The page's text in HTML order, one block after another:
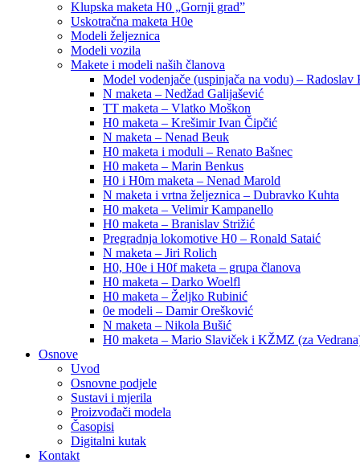
Klupska maketa H0 „Gornji grad”
Uskotračna maketa H0e
Modeli željeznica
Modeli vozila
Makete i modeli naših članova
Model vodenjače (uspinjača na vodu) – Radoslav
N maketa – Nedžad Galijašević
TT maketa – Vlatko Moškon
H0 maketa – Krešimir Ivan Čipčić
N maketa – Nenad Beuk
H0 maketa i moduli – Renato Bašnec
H0 maketa – Marin Benkus
H0 i H0m maketa – Nenad Marold
N maketa i vrtna željeznica – Dubravko Kuhta
H0 maketa – Velimir Kampanello
H0 maketa – Branislav Strižić
Pregradnja lokomotive H0 – Ronald Sataić
N maketa – Jiri Rolich
H0, H0e i H0f maketa – grupa članova
H0 maketa – Darko Woelfl
H0 maketa – Željko Rubinić
0e modeli – Damir Orešković
N maketa – Nikola Bušić
H0 maketa – Mario Slaviček i KŽMZ (za
Osnove
Uvod
Osnovne podjele
Sustavi i mjerila
Proizvođači modela
Časopisi
Digitalni kutak
Kontakt